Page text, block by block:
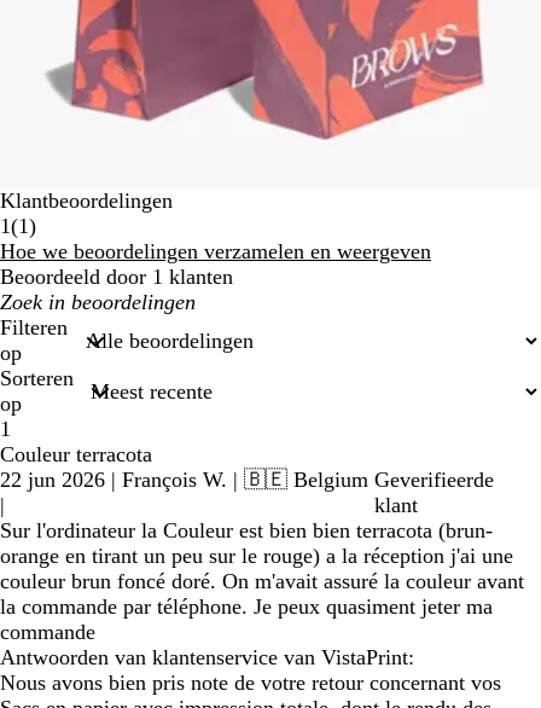
Klantbeoordelingen
1(11
beoordelingen
)
Hoe we beoordelingen verzamelen en weergeven
Beoordeeld door 1 klanten
Mijn
zoekopdrachten
Filteren
op
Sorteren
op
1
Couleur terracota
22 jun 2026 | François W. | 🇧🇪 Belgium
|
Geverifieerde
klant
Sur l'ordinateur la Couleur est bien bien terracota (brun-
orange en tirant un peu sur le rouge) a la réception j'ai une
couleur brun foncé doré. On m'avait assuré la couleur avant
la commande par téléphone. Je peux quasiment jeter ma
commande
Antwoorden van klantenservice van VistaPrint:
Nous avons bien pris note de votre retour concernant vos